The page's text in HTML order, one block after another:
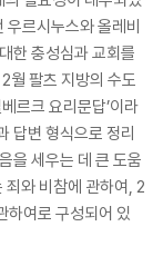
우르시누스와 올레비
한 충성심과 교회를
월 팔츠 지방의 수도
르크 요리문답’이라
답변 형식으로 정리
을 세우는 데 큰 도움
죄와 비참에 관하여, 2
하여로 구성되어 있